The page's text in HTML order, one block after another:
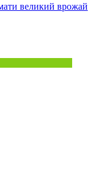
великий врожай